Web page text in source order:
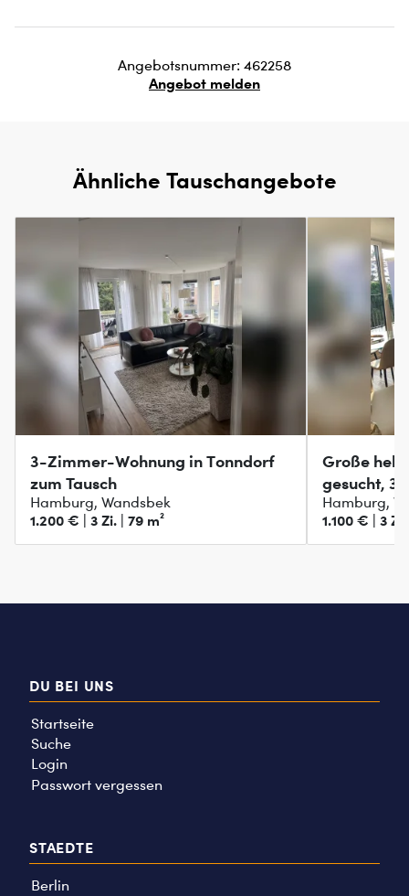
Angebotsnummer: 462258
Angebot melden
Ähnliche Tauschangebote
3-Zimmer-Wohnung in Tonndorf
zum Tausch
Hamburg, Wandsbek
1.200 € | 3 Zi. | 79 m²
Große
gesucht,
Hamburg,
1.100 € | 3
DU BEI UNS
Startseite
Suche
Login
Passwort vergessen
STAEDTE
Berlin